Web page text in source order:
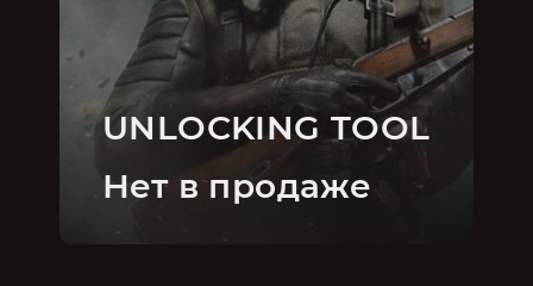
UNLOCKING TOOL
Нет в продаже